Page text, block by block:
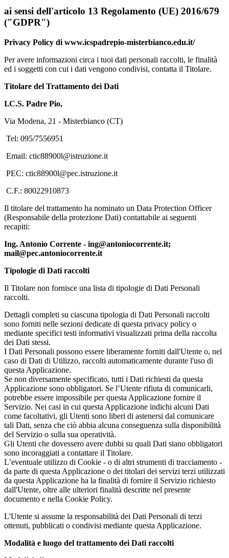
ai sensi dell'articolo 13 Regolamento (UE) 2016/679
("GDPR")
Privacy Policy di www.icspadrepio-misterbianco.edu.it/
Per avere informazioni circa i tuoi dati personali raccolti, le finalità
ed i soggetti con cui i dati vengono condivisi, contatta il Titolare.
Titolare del Trattamento dei Dati
I.C.S. Padre Pio,
Via Modena, 21 - Misterbianco (CT)
Tel: 095/7556951
Email: ctic88900l@istruzione.it
PEC: ctic88900l@pec.istruzione.it
C.F.: 80022910873
Il titolare del trattamento ha nominato un Data Protection Officer
(Responsabile della protezione Dati) contattabile ai seguenti
recapiti:
Ing. Antonio Corrente - ing@antoniocorrente.it;
mail@pec.antoniocorrente.it
Tipologie di Dati raccolti
Il Titolare non fornisce una lista di tipologie di Dati Personali
raccolti.
Dettagli completi su ciascuna tipologia di Dati Personali raccolti
sono forniti nelle sezioni dedicate di questa privacy policy o
mediante specifici testi informativi visualizzati prima della raccolta
dei Dati stessi.
I Dati Personali possono essere liberamente forniti dall'Utente o, nel
caso di Dati di Utilizzo, raccolti automaticamente durante l'uso di
questa Applicazione.
Se non diversamente specificato, tutti i Dati richiesti da questa
Applicazione sono obbligatori. Se l’Utente rifiuta di comunicarli,
potrebbe essere impossibile per questa Applicazione fornire il
Servizio. Nei casi in cui questa Applicazione indichi alcuni Dati
come facoltativi, gli Utenti sono liberi di astenersi dal comunicare
tali Dati, senza che ciò abbia alcuna conseguenza sulla disponibilità
del Servizio o sulla sua operatività.
Gli Utenti che dovessero avere dubbi su quali Dati siano obbligatori
sono incoraggiati a contattare il Titolare.
L’eventuale utilizzo di Cookie - o di altri strumenti di tracciamento -
da parte di questa Applicazione o dei titolari dei servizi terzi utilizzati
da questa Applicazione ha la finalità di fornire il Servizio richiesto
dall'Utente, oltre alle ulteriori finalità descritte nel presente
documento e nella Cookie Policy.
L'Utente si assume la responsabilità dei Dati Personali di terzi
ottenuti, pubblicati o condivisi mediante questa Applicazione.
Modalità e luogo del trattamento dei Dati raccolti